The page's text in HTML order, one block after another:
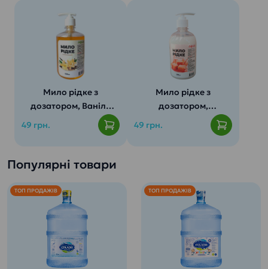
Мило рідке з
дозатором, Ваніль
49 грн.
Мило рідке з
дозатором,
Карамель (500мл)
49 грн.
Популярні товари
ТОП ПРОДАЖІВ ТОП ПРОДАЖІВ